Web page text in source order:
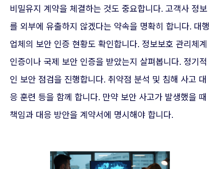
비밀유지 계약을 체결하는 것도 중요합니다. 고객사 정보
를 외부에 유출하지 않겠다는 약속을 명확히 합니다. 대행
업체의 보안 인증 현황도 확인합니다. 정보보호 관리체계
인증이나 국제 보안 인증을 받았는지 살펴봅니다. 정기적
인 보안 점검을 진행합니다. 취약점 분석 및 침해 사고 대
응 훈련 등을 함께 합니다. 만약 보안 사고가 발생했을 때
책임과 대응 방안을 계약서에 명시해야 합니다.